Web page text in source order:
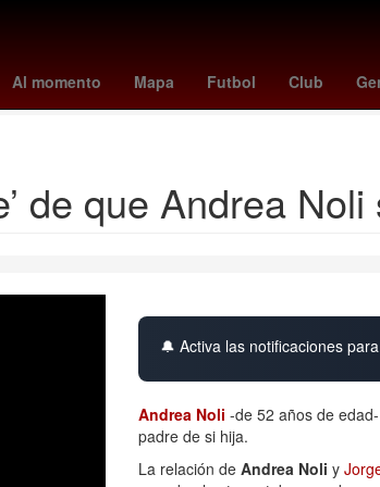
Al momento Mapa Futbol Club
de Voleibol Femenino Circuito de Zandvoort
Pretemporada de la NFL
de que Andrea
🔔 Activa las notificaciones
Andrea Noli -de 52 años de
padre de si hija.
La relación de Andrea Noli y